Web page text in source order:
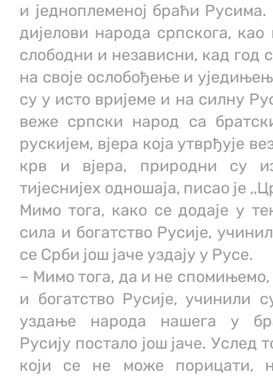
и једноплеменој браћи
дијелови народа српскога, као
слободни и независни, кад год
на своје ослобођење и
су у исто вријеме и на силну
веже српски народ са
рускијем, вјера која утврђује
крв и вјера, природни су
тијеснијех одношаја, писао је
Мимо тога, како се додаје у
сила и богатство Русије,
се Срби још јаче уздају у Русе.
– Мимо тога, да и не спомињемо,
и богатство Русије, учинили
уздање народа нашега у
Русију постало још јаче. Услед
који се не може порицати,